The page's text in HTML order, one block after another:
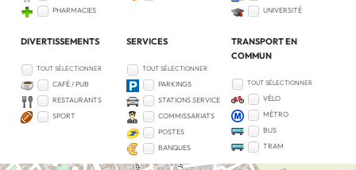
PHARMACIES
UNIVERSITÉ
DIVERTISSEMENTS
TOUT SÉLECTIONNER
CAFÉ / PUB
RESTAURANTS
SPORT
SERVICES
TOUT SÉLECTIONNER
PARKINGS
STATIONS SERVICE
COMMISSARIATS
POSTES
BANQUES
TRANSPORT EN
COMMUN
TOUT SÉLECTIONNER
VÉLO
MÉTRO
BUS
TRAM